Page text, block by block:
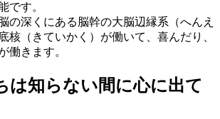
です。
の深くにある脳幹の大脳辺縁系（へんえ
核（きていかく）が働いて、喜んだり、
働きます。
は知らない間に心に出て